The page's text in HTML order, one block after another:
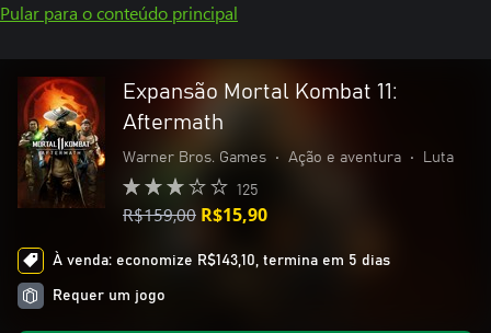
Pular para o conteúdo principal
Expansão Mortal Kombat 11:
Aftermath
Warner Bros. Games • Ação e aventura • Luta
125
R$159,00 R$15,90
À venda: economize R$143,10, termina em 5 dias
Requer um jogo